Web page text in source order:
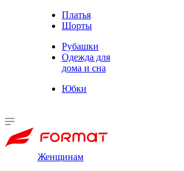
Платья
Шорты
Рубашки
Одежда для
дома и сна
Юбки
Женщинам